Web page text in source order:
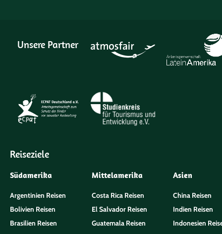
Unsere Partner
Reiseziele
Südamerika
Argentinien Reisen
Bolivien Reisen
Brasilien Reisen
Mittelamerika
Costa Rica Reisen
El Salvador Reisen
Guatemala Reisen
Asien
China Reisen
Indien Reisen
Indonesien